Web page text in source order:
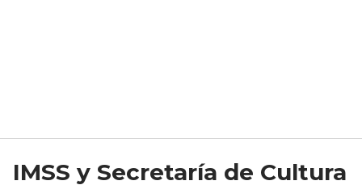
IMSS y Secretaría de Cultura